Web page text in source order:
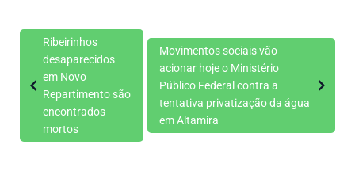
Ribeirinhos
desaparecidos
em Novo
Repartimento são
encontrados
mortos
Movimentos sociais vão
acionar hoje o Ministério
Público Federal contra a
tentativa privatização da água
em Altamira